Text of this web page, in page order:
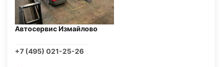
Автосервис Измайлово
+7 (495) 021-25-26